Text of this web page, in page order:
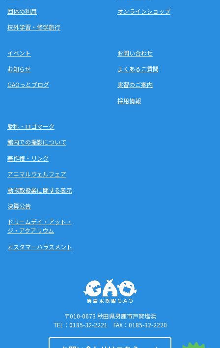
団体の利用
校外学習・修学旅行
オンラインショップ
イベント
お知らせ
GAOっとブログ
お問い合わせ
よくあるご質問
実習のご案内
採用情報
愛称・ロゴマーク
館内での撮影について
著作権・リンク
アニマルウェルフェア
動物取扱業に関する表示
決算公告
ドリームデイ・アット・
ジ・アクアリウム
カスタマーハラスメント
〒010-0673 秋田県男鹿市戸賀塩浜
TEL：0185-32-2221 FAX：0185-32-2220